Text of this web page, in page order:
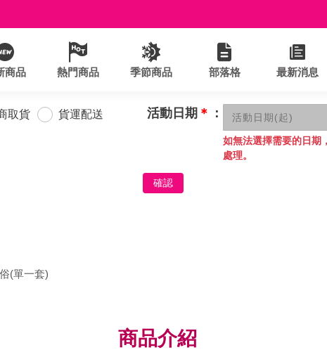
商品 熱門商品 季節商品 部落格 最新消息
取貨 貨運配送 活動日期 ＊ ：
如無法選擇需要的日期
處理。
確認
(單一套)
商品介紹